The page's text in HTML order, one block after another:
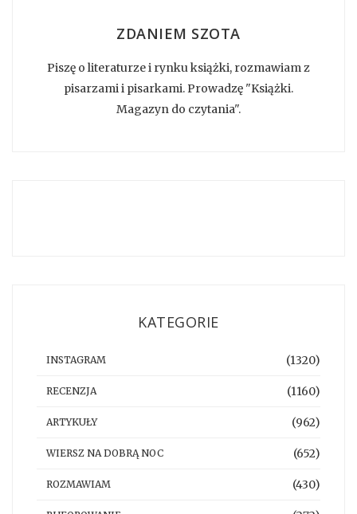
ZDANIEM SZOTA
Piszę o literaturze i rynku książki, rozmawiam z
pisarzami i pisarkami. Prowadzę "Książki.
Magazyn do czytania".
KATEGORIE
INSTAGRAM (1320)
RECENZJA (1160)
ARTYKUŁY (962)
WIERSZ NA DOBRĄ NOC (652)
ROZMAWIAM (430)